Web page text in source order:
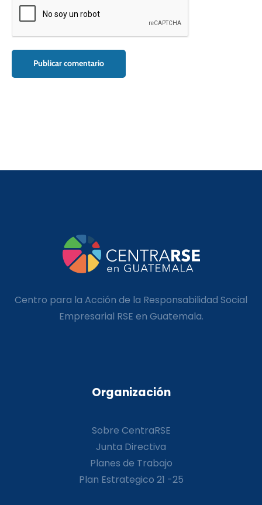
Centro para la Acción de la Responsabilidad Social
Empresarial RSE en Guatemala.
Organización
Sobre CentraRSE
Junta Directiva
Planes de Trabajo
Plan Estrategico 21 -25